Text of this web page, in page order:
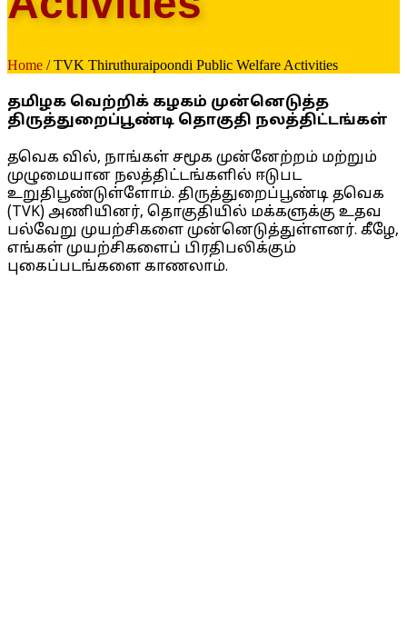
Home / TVK Thiruthuraipoondi Public Welfare Activities
தமிழக வெற்றிக் கழகம் முன்னெடுத்த
திருத்துறைப்பூண்டி தொகுதி நலத்திட்டங்கள்
தவெக வில், நாங்கள் சமூக முன்னேற்றம் மற்றும்
முழுமையான நலத்திட்டங்களில் ஈடுபட
உறுதிபூண்டுள்ளோம். திருத்துறைப்பூண்டி தவெக
(TVK) அணியினர், தொகுதியில் மக்களுக்கு உதவ
பல்வேறு முயற்சிகளை முன்னெடுத்துள்ளனர். கீழே,
எங்கள் முயற்சிகளைப் பிரதிபலிக்கும்
புகைப்படங்களை காணலாம்.